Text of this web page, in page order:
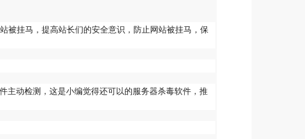
被挂马，提高站长们的安全意识，防止网站被挂马，保
主动检测，这是小编觉得还可以的服务器杀毒软件，推